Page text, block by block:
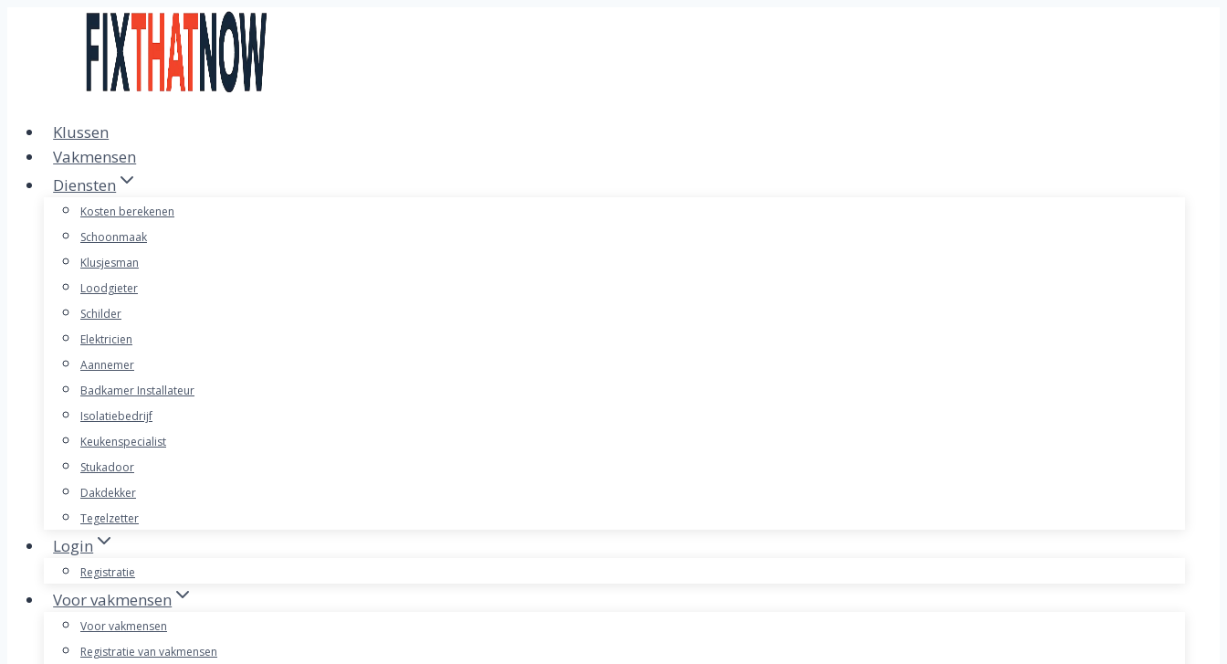
Klussen
Vakmensen
Diensten
Kosten berekenen
Schoonmaak
Klusjesman
Loodgieter
Schilder
Elektricien
Aannemer
Badkamer Installateur
Isolatiebedrijf
Keukenspecialist
Stukadoor
Dakdekker
Tegelzetter
Login
Registratie
Voor vakmensen
Voor vakmensen
Registratie van vakmensen